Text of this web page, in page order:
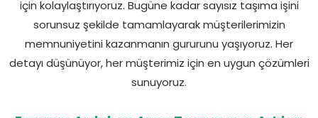
için kolaylaştırıyoruz. Bugüne kadar sayısız taşıma işini
sorunsuz şekilde tamamlayarak müşterilerimizin
memnuniyetini kazanmanın gururunu yaşıyoruz. Her
detayı düşünüyor, her müşterimiz için en uygun çözümleri
sunuyoruz.